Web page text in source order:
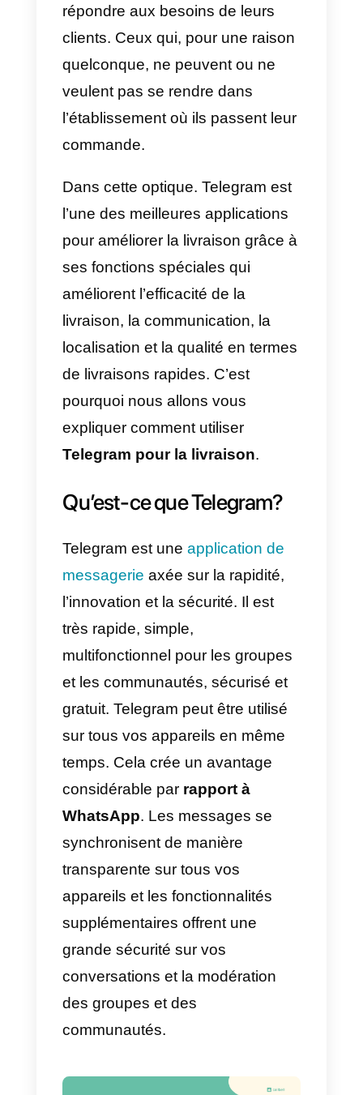
avez attendu si longtemps.
en ces temps où la livraison a
une importance considérable
grâce à la pandémie de Covid-
Telegram montre qu’elle peut
de l’avant et améliorer son
application pour accroître
l’efficacité de la livraison.
L’utilisationd’applications de
messageriepeut être une
excellente solution pour les
entreprises qui souhaitent
répondre aux besoins de leurs
clients. Ceux qui, pour une raison
quelconque, ne peuvent ou ne
l’établissement où ils passent
commande.
Dans cette optique. Telegram est
l’une des meilleures applications
pour améliorer la livraison grâce
ses fonctions spéciales qui
améliorent l’efficacité de la
livraison, la communication, la
localisation et la qualité en
de livraisons rapides. C’est
pourquoi nous allons vous
expliquer comment utiliser
Telegram pour la livraison
Qu’est-ce que Telegram?
Telegram est uneapplication de